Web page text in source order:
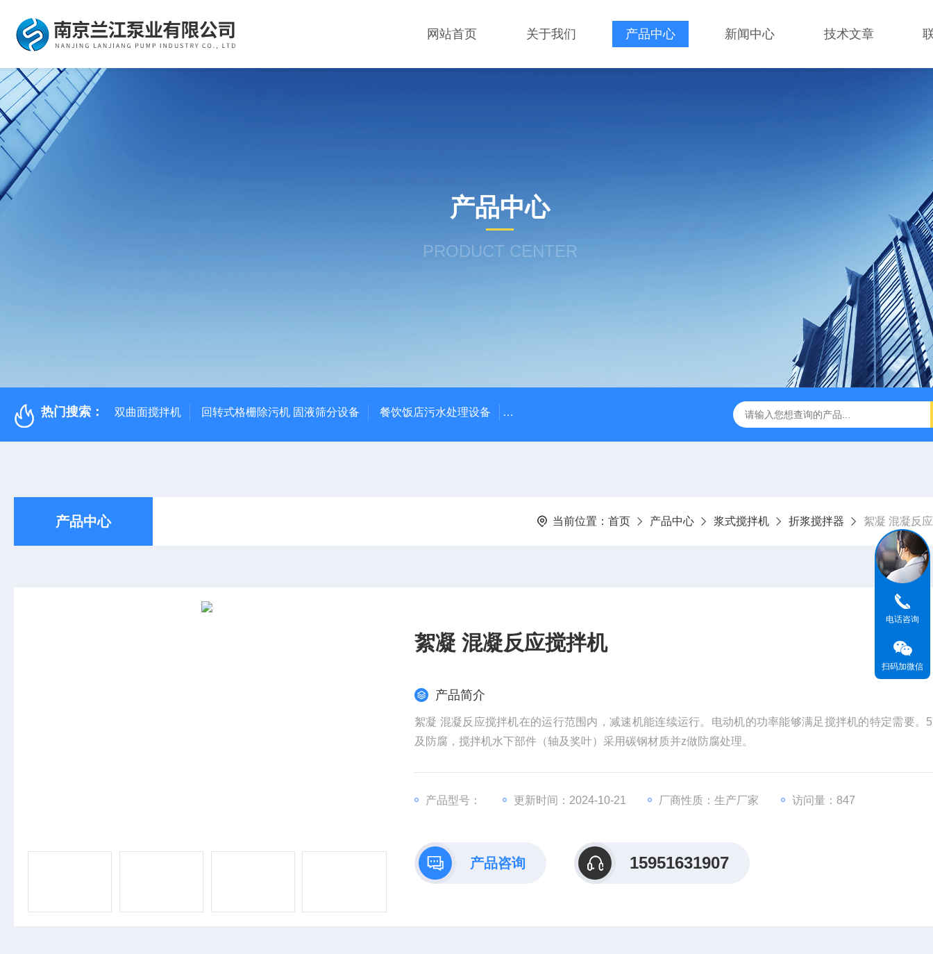
网站首页 关于我们 产品中心 新闻中心 技术文章
产品中心
PRODUCT CENTER
热门搜索： 双曲面搅拌机 回转式格栅除污机 固液筛分设备 餐饮饭店污水处理设备 高密度沉淀池中心传动刮泥机 伞型双曲面立式搅拌机 WNG5二沉池刮吸泥机原
产品中心 当前位置： 首页 产品中心 浆式搅拌机 折浆搅拌器 絮凝 混凝反
絮凝 混凝反应搅拌机
产品简介
絮凝 混凝反应搅拌机在的运行范围内，减速机能连续运行。电动机的功率能够满足搅拌机的特定需要。
及防腐，搅拌机水下部件（轴及奖叶）采用碳钢材质并z做防腐处理。
产品型号： 更新时间：2024-10-21 厂商性质：生产厂家 访问量：847
产品咨询 15951631907
电话咨询
扫码加微信